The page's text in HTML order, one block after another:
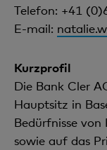
Telefon: +41
E-mail:
Kurzprofil
Die Bank Cler
Hauptsitz in
Bedürfnisse
sowie auf das